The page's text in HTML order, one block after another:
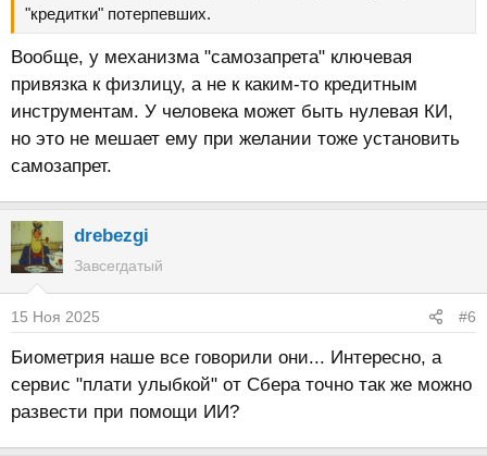
"кредитки" потерпевших.
Вообще, у механизма "самозапрета" ключевая
привязка к физлицу, а не к каким-то кредитным
инструментам. У человека может быть нулевая КИ,
но это не мешает ему при желании тоже установить
самозапрет.
drebezgi
Завсегдатый
15 Ноя 2025 #6
Биометрия наше все говорили они... Интересно, а
сервис "плати улыбкой" от Сбера точно так же можно
развести при помощи ИИ?